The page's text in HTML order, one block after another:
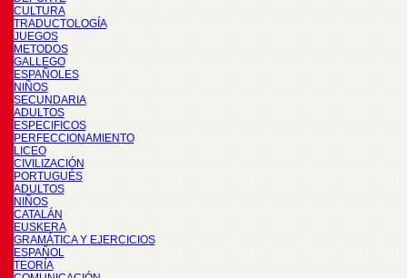
CULTURA
TRADUCTOLOGÍA
JUEGOS
METODOS
GALLEGO
ESPAÑOLES
NIÑOS
SECUNDARIA
ADULTOS
ESPECIFICOS
PERFECCIONAMIENTO
LICEO
CIVILIZACIÓN
PORTUGUÉS
ADULTOS
NIÑOS
CATALÁN
EUSKERA
GRAMÁTICA Y EJERCICIOS
ESPAÑOL
TEORÍA